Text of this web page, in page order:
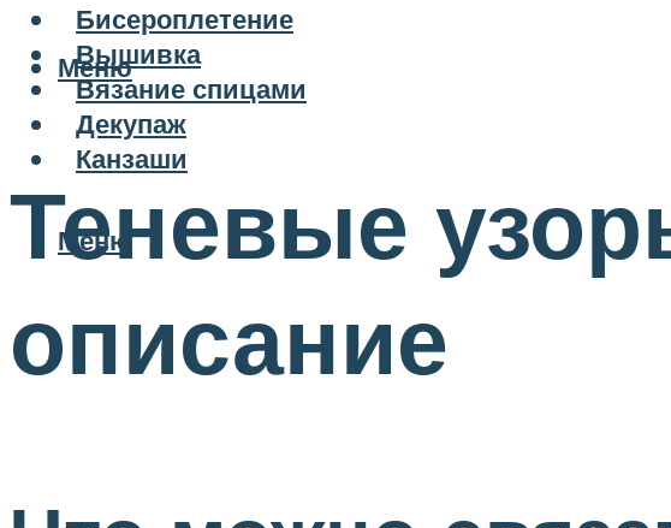
Бисероплетение
Вышивка
Вязание спицами
Декупаж
Канзаши
Меню
Меню
Теневые
описание